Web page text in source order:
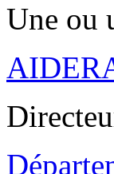
Une ou